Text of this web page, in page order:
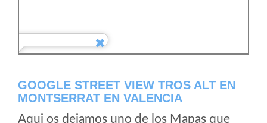
GOOGLE STREET VIEW TROS ALT EN
MONTSERRAT EN VALENCIA
Aqui os dejamos uno de los Mapas que